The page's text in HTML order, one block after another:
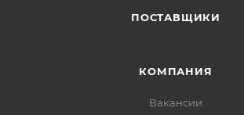
ПОСТАВЩИКИ
КОМПАНИЯ
Вакансии